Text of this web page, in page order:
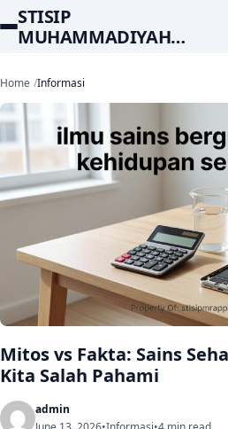
STISIP
MUHAMMADIYAH
Home Informasi
Mitos vs Fakta: Sains
Kita Salah Pahami
admin